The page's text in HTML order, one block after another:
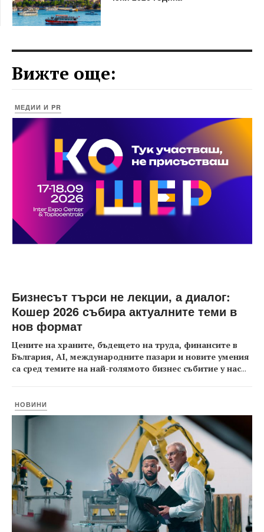
Вижте още:
МЕДИИ И PR
Бизнесът търси не лекции, а диалог:
Кошер 2026 събира актуалните теми в
нов формат
Цените на храните, бъдещето на труда, финансите в
България, AI, международните пазари и новите умения
са сред темите на най-голямото бизнес събитие у нас...
НОВИНИ